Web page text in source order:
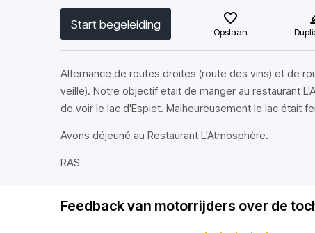
Start begeleiding
Opslaan
Alternance de routes droites (route des vins) et de
veille). Notre objectif etait de manger au restaurant
de voir le lac d'Espiet. Malheureusement le lac était
Avons déjeuné au Restaurant L'Atmosphère.
RAS
Feedback van motorrijders over de